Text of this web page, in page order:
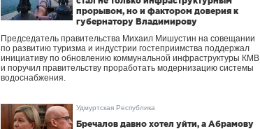
прорывом, но и фактором доверия к
губернатору Владимирову
Председатель правительства Михаил Мишустин на совещании
по развитию туризма и индустрии гостеприимства поддержал
инициативу по обновлению коммунальной инфраструктуры КМВ
и поручил правительству проработать модернизацию системы
водоснабжения.
Удмуртская Республика
Бречалов давно хотел уйти, а Абрамову